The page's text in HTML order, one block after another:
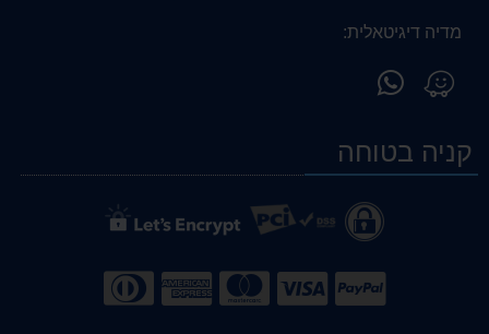
מדיה דיגיטאלית:
מצא
אותנו
Waze
WhatsAppקניה בטוחה